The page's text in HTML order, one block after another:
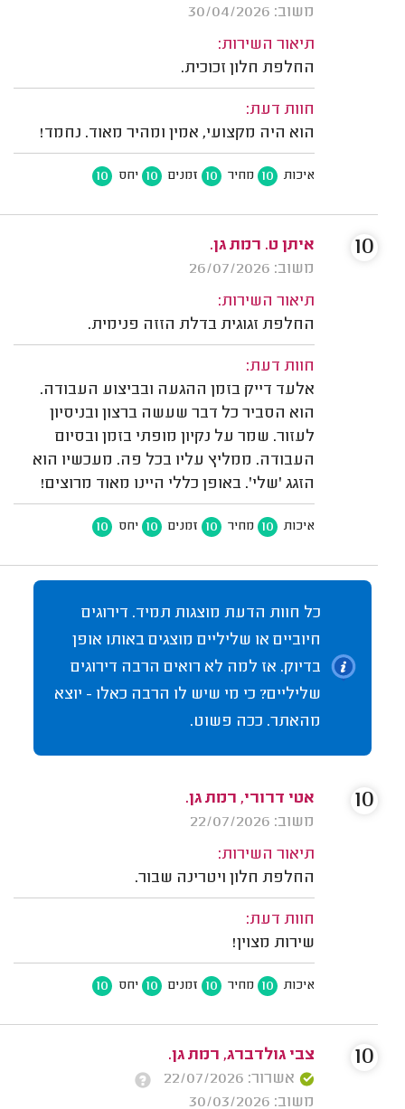
משוב: 30/04/2026
תיאור השירות:
החלפת חלון זכוכית.
חוות דעת:
הוא היה מקצועי, אמין ומהיר מאוד. נחמד!
איכות 10 מחיר 10 זמנים 10 יחס 10
איתן ט. רמת גן.
משוב: 26/07/2026
תיאור השירות:
החלפת זגוגית בדלת הזזה פנימית.
חוות דעת:
אלעד דייק בזמן ההגעה ובביצוע העבודה.
הוא הסביר כל דבר שעשה ברצון ובניסיון
לעזור. שמר על נקיון מופתי בזמן ובסיום
העבודה. ממליץ עליו בכל פה. מעכשיו הוא
הזגג 'שלי'. באופן כללי היינו מאוד מרוצים!
איכות 10 מחיר 10 זמנים 10 יחס 10
10
כל חוות הדעת מוצגות תמיד. דירוגים
חיוביים או שליליים מוצגים באותו אופן
בדיוק. אז למה לא רואים הרבה דירוגים
שליליים? כי מי שיש לו הרבה כאלו - יוצא
מהאתר. ככה פשוט.
אטי דרורי, רמת גן.
משוב: 22/07/2026
תיאור השירות:
החלפת חלון ויטרינה שבור.
חוות דעת:
שירות מצוין!
איכות 10 מחיר 10 זמנים 10 יחס 10
10
צבי גולדברג, רמת גן.
אשרור: 22/07/2026
משוב: 30/03/2026
10